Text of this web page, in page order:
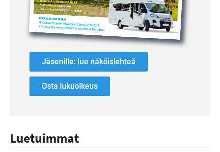
Jäsenille: lue näköislehteä
Osta lukuoikeus
Luetuimmat